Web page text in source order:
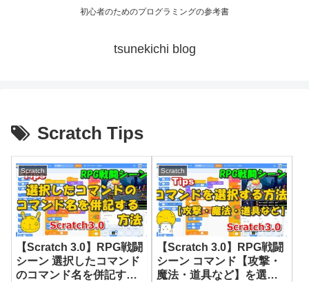
初心者のためのプログラミングの参考書
tsunekichi blog
Scratch Tips
Scratch
【Scratch 3.0】RPG戦闘
シーン 選択したコマンド
のコマンド名を併記する
Scratch
【Scratch 3.0】RPG戦闘
シーン コマンド【攻撃・
魔法・道具など】を選択